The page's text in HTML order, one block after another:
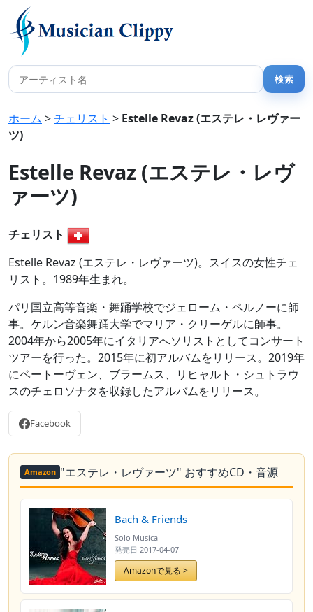
ホーム >チェリスト > Estelle Revaz (エステレ・レヴァー
ツ)
Estelle Revaz (エステレ・レヴ
ァーツ)
チェリスト
Estelle Revaz (エステレ・レヴァーツ)。スイスの女性チェ
リスト。1989年生まれ。
パリ国立高等音楽・舞踊学校でジェローム・ペルノーに師
事。ケルン音楽舞踊大学でマリア・クリーゲルに師事。
2004年から2005年にイタリアへソリストとしてコンサート
ツアーを行った。2015年に初アルバムをリリース。2019年
にベートーヴェン、ブラームス、リヒャルト・シュトラウ
スのチェロソナタを収録したアルバムをリリース。
Facebook
Amazon "エステレ・レヴァーツ" おすすめCD・音源
Bach & Friends
Solo Musica
発売日 2017-04-07
Amazonで見る >